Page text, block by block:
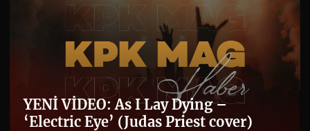
YENİ VİDEO: As I Lay Dying –
‘Electric Eye’ (Judas Priest cover)